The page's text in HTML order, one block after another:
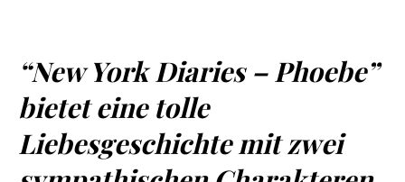
“New York Diaries – Phoebe”
bietet eine tolle
Liebesgeschichte mit zwei